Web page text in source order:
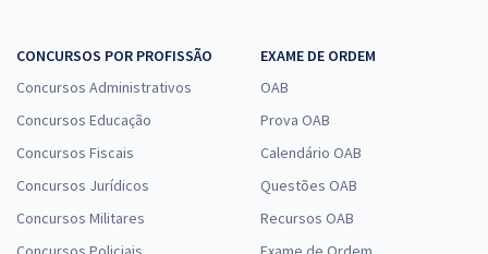
CONCURSOS POR PROFISSÃO
Concursos Administrativos
Concursos Educação
Concursos Fiscais
Concursos Jurídicos
Concursos Militares
EXAME DE ORDEM
OAB
Prova OAB
Calendário OAB
Questões OAB
Recursos OAB